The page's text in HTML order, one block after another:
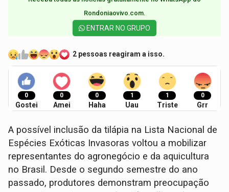
Rondoniaovivo.com.​
ENTRAR NO GRUPO
2 pessoas reagiram a isso.
0
Gostei
0
Amei
0
Haha
1
Uau
1
Triste
0
Grr
A possível inclusão da tilápia na Lista Nacional de
Espécies Exóticas Invasoras voltou a mobilizar
representantes do agronegócio e da aquicultura
no Brasil. Desde o segundo semestre do ano
passado, produtores demonstram preocupação